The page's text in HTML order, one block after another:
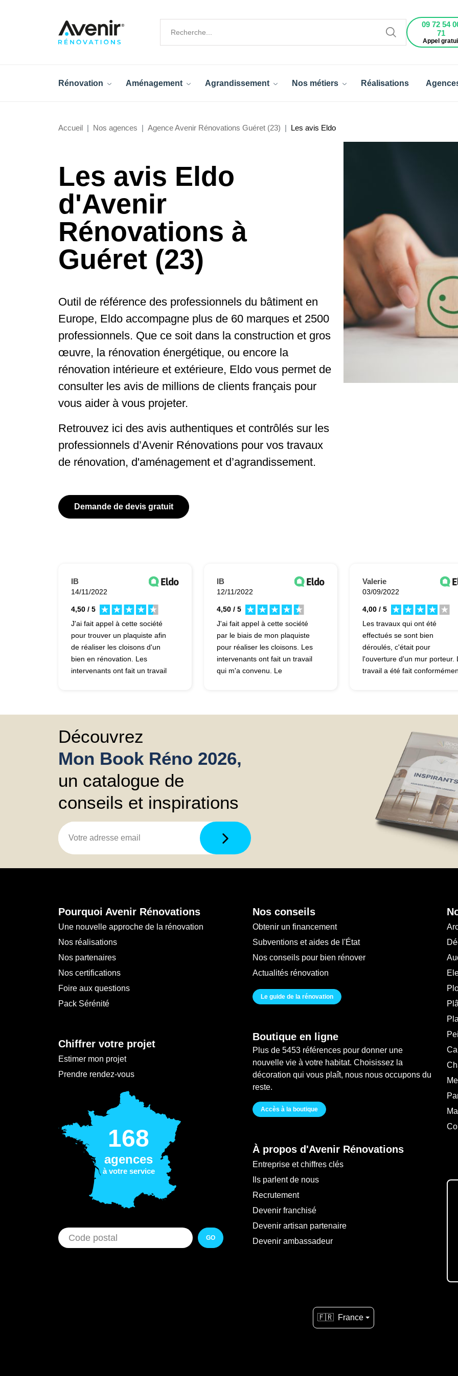
09 72 54
71
Appel
Rénovation Aménagement Agrandissement Nos métiers Réalisations
Accueil Nos agences Agence Avenir Rénovations Guéret (23) Les avis Eldo
Les avis Eldo
d'Avenir
Rénovations à
Guéret (23)
Outil de référence des professionnels du bâtiment en
Europe, Eldo accompagne plus de 60 marques et 2500
professionnels. Que ce soit dans la construction et gros
œuvre, la rénovation énergétique, ou encore la
rénovation intérieure et extérieure, Eldo vous permet de
consulter les avis de millions de clients français pour
vous aider à vous projeter.
Retrouvez ici des avis authentiques et contrôlés sur les
professionnels d’Avenir Rénovations pour vos travaux
de rénovation, d'aménagement et d’agrandissement.
Demande de devis gratuit
IB
14/11/2022
4,50 / 5
J'ai fait appel à cette société
pour trouver un plaquiste afin
de réaliser les cloisons d'un
bien en rénovation. Les
intervenants ont fait un travail
disponibilité et sa réactivité.
IB
12/11/2022
4,50 / 5
J'ai fait appel à cette société
par le biais de mon plaquiste
pour réaliser les cloisons. Les
intervenants ont fait un travail
qui m'a convenu. Le
Valerie
03/09/2022
4,00 / 5
Les travaux qui ont été
effectués se sont bien
déroulés, c'était pour
l'ouverture d'un mur porteur.
travail a été fait
Bien évidemment, je la
recommande aussi.
Découvrez
Mon Book Réno 2026,
un catalogue de
conseils et inspirations
Pourquoi Avenir Rénovations
Une nouvelle approche de la rénovation
Nos réalisations
Nos partenaires
Nos certifications
Foire aux questions
Pack Sérénité
Chiffrer votre projet
Estimer mon projet
Prendre rendez-vous
168
agences
à votre service
GO
Nos conseils
Obtenir un financement
Subventions et aides de l'État
Nos conseils pour bien rénover
Actualités rénovation
Le guide de la rénovation
Boutique en ligne
Plus de 5453 références pour donner une
nouvelle vie à votre habitat. Choisissez la
décoration qui vous plaît, nous nous occupons du
reste.
Accès à la boutique
À propos d'Avenir Rénovations
Entreprise et chiffres clés
Ils parlent de nous
Recrutement
Devenir franchisé
Devenir artisan partenaire
Devenir ambassadeur
🇫🇷 France